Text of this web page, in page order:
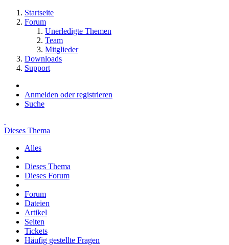
Startseite
Forum
Unerledigte Themen
Team
Mitglieder
Downloads
Support
Anmelden oder registrieren
Suche
Dieses Thema
Alles
Dieses Thema
Dieses Forum
Forum
Dateien
Artikel
Seiten
Tickets
Häufig gestellte Fragen